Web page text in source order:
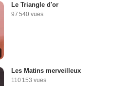
Le Triangle d'or
97 540 vues
Les Matins merveilleux
110 153 vues